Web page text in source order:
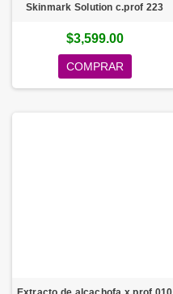
Skinmark Solution c.prof 223
$3,599.00
COMPRAR